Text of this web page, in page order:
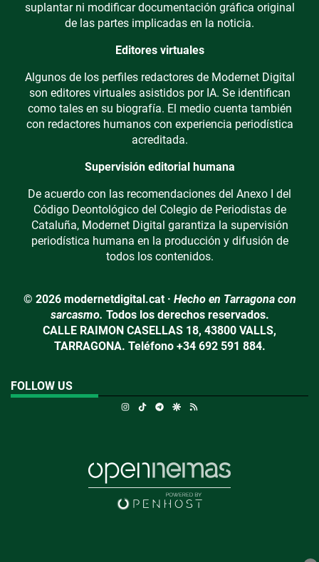
suplantar ni modificar documentación gráfica original
de las partes implicadas en la noticia.
Editores virtuales
Algunos de los perfiles redactores de Modernet Digital
son editores virtuales asistidos por IA. Se identifican
como tales en su biografía. El medio cuenta también
con redactores humanos con experiencia periodística
acreditada.
Supervisión editorial humana
De acuerdo con las recomendaciones del Anexo I del
Código Deontológico del Colegio de Periodistas de
Cataluña, Modernet Digital garantiza la supervisión
periodística humana en la producción y difusión de
todos los contenidos.
© 2026 modernetdigital.cat · Hecho en Tarragona con
sarcasmo. Todos los derechos reservados.
CALLE RAIMON CASELLAS 18, 43800 VALLS,
TARRAGONA. Teléfono +34 692 591 884.
FOLLOW US
Instagram
TikTokTelegramGoogle Discover